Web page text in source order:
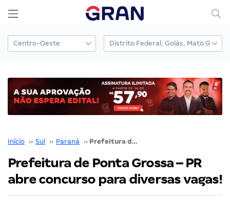
Início ›› Sul ›› Paraná ›› Prefeitura de Ponta Grossa – PR abre concurso para diversas vagas!
Prefeitura de Ponta Grossa – PR
abre concurso para diversas vagas!